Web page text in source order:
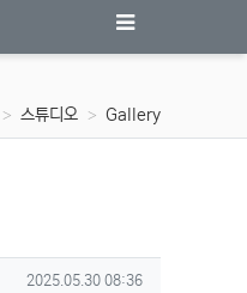
스튜디오 Gallery
작성일
2025.05.30 08:36